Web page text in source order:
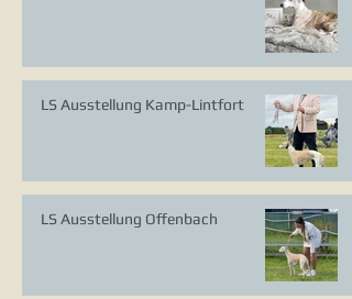
LS Ausstellung Kamp-Lintfort
LS Ausstellung Offenbach